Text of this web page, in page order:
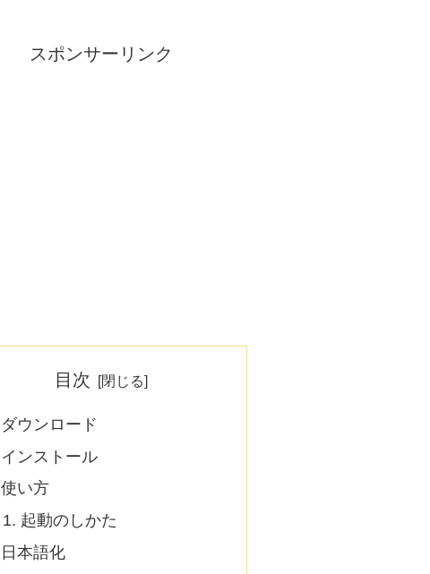
スポンサーリンク
目次
ダウンロード
インストール
使い方
起動のしかた
日本語化